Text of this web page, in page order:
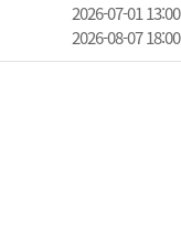
2026-07-01 13:00
2026-08-07 18:00